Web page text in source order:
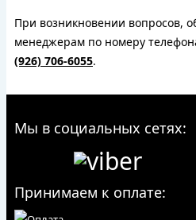
При возникновении вопросов,
менеджерам по номеру
(926) 706-6055.
Мы в социальных сетях:
Принимаем к оплате: